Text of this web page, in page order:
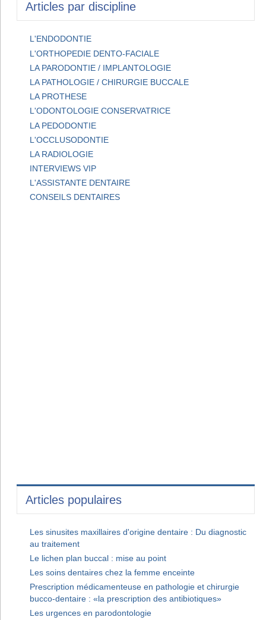
Articles par discipline
L'ENDODONTIE
L'ORTHOPEDIE DENTO-FACIALE
LA PARODONTIE / IMPLANTOLOGIE
LA PATHOLOGIE / CHIRURGIE BUCCALE
LA PROTHESE
L'ODONTOLOGIE CONSERVATRICE
LA PEDODONTIE
L'OCCLUSODONTIE
LA RADIOLOGIE
INTERVIEWS VIP
L'ASSISTANTE DENTAIRE
CONSEILS DENTAIRES
Articles populaires
Les sinusites maxillaires d'origine dentaire : Du diagnostic
au traitement
Le lichen plan buccal : mise au point
Les soins dentaires chez la femme enceinte
Prescription médicamenteuse en pathologie et chirurgie
bucco-dentaire : «la prescription des antibiotiques»
Les urgences en parodontologie